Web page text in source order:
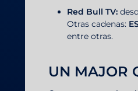
Red Bull TV:
Otras cadenas:
entre otras.
UN MAJOR